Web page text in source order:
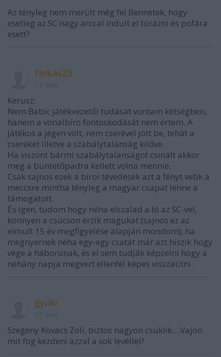
Az tényleg nem merült még fel Bennetek, hogy
esetleg az SC nagy arccal indult el túrázni és pofára
esett?
farkas23
Kerusz:
Nem Babic játékvezetői tudását vontam kétségben,
hanem a vonalbíro fontoskodását nem értem. A
játékos a jégen volt, nem cserével jött be, tehát a
cseréket illetve a szabálytalanság kilőve.
Ha viszont bármi szabálytalanságot csinált akkor
meg a büntetőpadra kellett volna mennie.
Csak sajnos ezek a bíroi tévedések azt a fényt vetik a
meccsre mintha tényleg a magyar csapat lenne a
támogatott.
És igen, tudom hogy néha elszalad a ló az SC-vel,
könnyen a csúcson érzik magukat (sajnos ez az
elmult 15 év megfigyelése alapján mondom), ha
megnyernek néha egy-egy csatát már azt hiszik hogy
vége a háborúnak, és el sem tudják képzelni hogy a
néhány napja megvert ellenfél képes visszaütni.
gyüki
Szegény Kovács Zoli, biztos nagyon csuklik....Vajon
mit fog kezdeni azzal a sok levéllel?